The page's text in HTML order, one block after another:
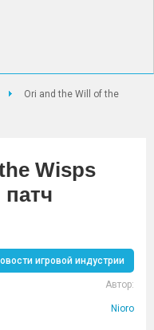
Ori and the Will of the
Wisps
игровой индустрии
Автор:
Nioro